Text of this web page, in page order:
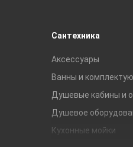
Сантехника
Аксессуары
Ванны и
Душевые кабины и
Душевое
Кухонные мойки